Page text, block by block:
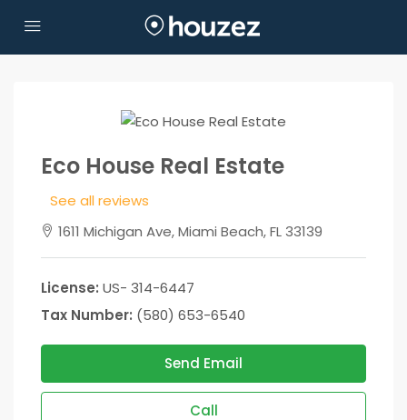
Eco House Real Estate
See all reviews
1611 Michigan Ave, Miami Beach, FL 33139
License: US- 314-6447
Tax Number: (580) 653-6540
Send Email
Call